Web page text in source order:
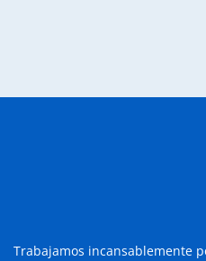
Trabajamos incansablemente